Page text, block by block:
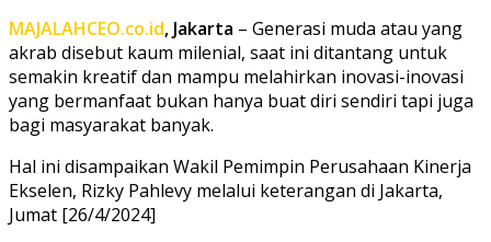
MAJALAHCEO.co.id, Jakarta – Generasi muda atau yang
akrab disebut kaum milenial, saat ini ditantang untuk
semakin kreatif dan mampu melahirkan inovasi-inovasi
yang bermanfaat bukan hanya buat diri sendiri tapi juga
bagi masyarakat banyak.
Hal ini disampaikan Wakil Pemimpin Perusahaan Kinerja
Ekselen, Rizky Pahlevy melalui keterangan di Jakarta,
Jumat [26/4/2024]